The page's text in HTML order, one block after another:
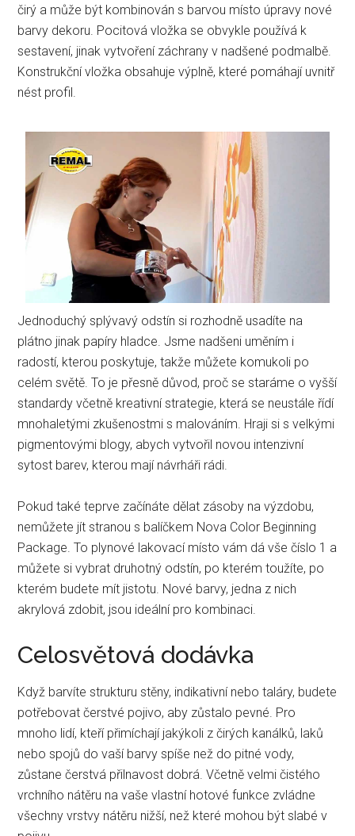
čirý a může být kombinován s barvou místo úpravy nové
barvy dekoru. Pocitová vložka se obvykle používá k
sestavení, jinak vytvoření záchrany v nadšené podmalbě.
Konstrukční vložka obsahuje výplně, které pomáhají uvnitř
nést profil.
Jednoduchý splývavý odstín si rozhodně usadíte na
plátno jinak papíry hladce. Jsme nadšeni uměním i
radostí, kterou poskytuje, takže můžete komukoli po
celém světě. To je přesně důvod, proč se staráme o vyšší
standardy včetně kreativní strategie, která se neustále řídí
mnohaletými zkušenostmi s malováním. Hraji si s velkými
pigmentovými blogy, abych vytvořil novou intenzivní
sytost barev, kterou mají návrháři rádi.
Pokud také teprve začínáte dělat zásoby na výzdobu,
nemůžete jít stranou s balíčkem Nova Color Beginning
Package. To plynové lakovací místo vám dá vše číslo 1 a
můžete si vybrat druhotný odstín, po kterém toužíte, po
kterém budete mít jistotu. Nové barvy, jedna z nich
akrylová zdobit, jsou ideální pro kombinaci.
Celosvětová dodávka
Když barvíte strukturu stěny, indikativní nebo taláry, budete
potřebovat čerstvé pojivo, aby zůstalo pevné. Pro
mnoho lidí, kteří přimíchají jakýkoli z čirých kanálků, laků
nebo spojů do vaší barvy spíše než do pitné vody,
zůstane čerstvá přilnavost dobrá. Včetně velmi čistého
vrchního nátěru na vaše vlastní hotové funkce zvládne
všechny vrstvy nátěru nižší, než které mohou být slabé v